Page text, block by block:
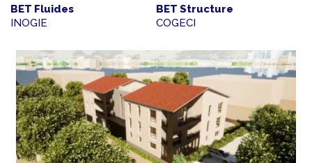
BET Fluides
INOGIE
BET Structure
COGECI